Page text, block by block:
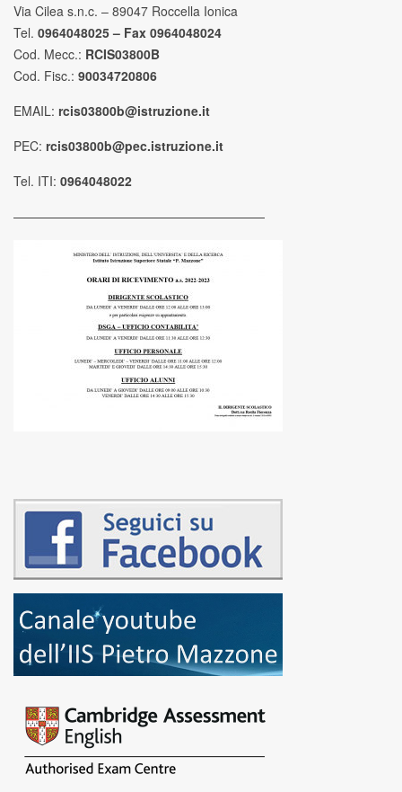
Via Cilea s.n.c. – 89047 Roccella Ionica
Tel. 0964048025 – Fax 0964048024
Cod. Mecc.: RCIS03800B
Cod. Fisc.: 90034720806
EMAIL: rcis03800b@istruzione.it
PEC: rcis03800b@pec.istruzione.it
Tel. ITI: 0964048022
————————————————————